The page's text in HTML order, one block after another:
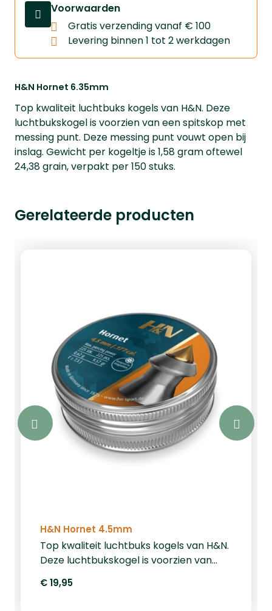
H&N Hornet 6.35mm
Top kwaliteit luchtbuks kogels van H&N. Deze
luchtbukskogel is voorzien van een spitskop met
messing punt. Deze messing punt vouwt open bij
inslag. Gewicht per kogeltje is 1,58 gram oftewel
24,38 grain, verpakt per 150 stuks.
Voorwaarden
Gratis verzending vanaf € 100
Levering binnen 1 tot 2 werkdagen
Gerelateerde producten
H&N Hornet 4.5mm
Top kwaliteit luchtbuks kogels van H&N.
Deze luchtbukskogel is voorzien van
messing punt vouwt open bij inslag.
€ 19,95